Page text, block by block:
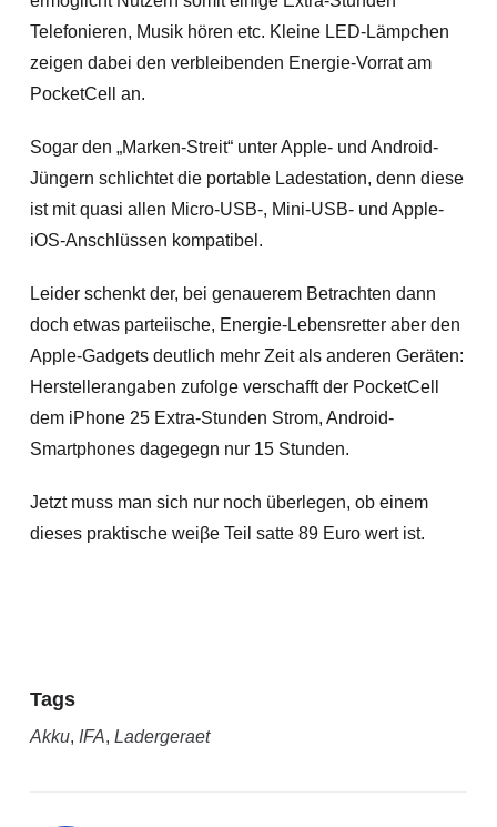
Telefonieren, Musik hören etc. Kleine LED-Lämpchen
zeigen dabei den verbleibenden Energie-Vorrat am
PocketCell an.
Sogar den „Marken-Streit“ unter Apple- und Android-
Jüngern schlichtet die portable Ladestation, denn diese
ist mit quasi allen Micro-USB-, Mini-USB- und Apple-
iOS-Anschlüssen kompatibel.
Leider schenkt der, bei genauerem Betrachten dann
doch etwas parteiische, Energie-Lebensretter aber den
Apple-Gadgets deutlich mehr Zeit als anderen Geräten:
Herstellerangaben zufolge verschafft der PocketCell
dem iPhone 25 Extra-Stunden Strom, Android-
Smartphones dagegegn nur 15 Stunden.
Jetzt muss man sich nur noch überlegen, ob einem
dieses praktische weiβe Teil satte 89 Euro wert ist.
Tags
Akku, IFA, Ladergeraet